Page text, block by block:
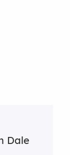
Dale